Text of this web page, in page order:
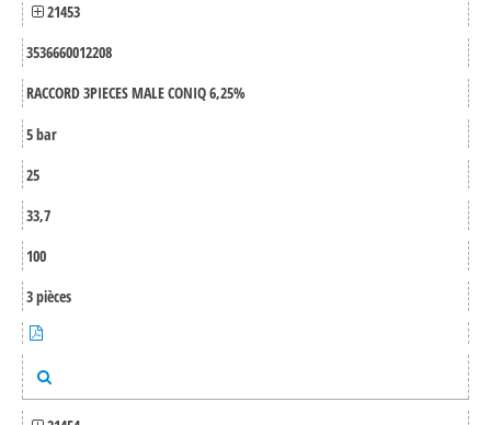
21453
3536660012208
RACCORD 3PIECES MALE CONIQ 6,25%
5 bar
25
33,7
100
3 pièces